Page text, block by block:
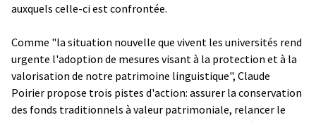
auxquels celle-ci est confrontée.
Comme "la situation nouvelle que vivent les universités rend
urgente l'adoption de mesures visant à la protection et à la
valorisation de notre patrimoine linguistique", Claude
Poirier propose trois pistes d'action: assurer la conservation
des fonds traditionnels à valeur patrimoniale, relancer le